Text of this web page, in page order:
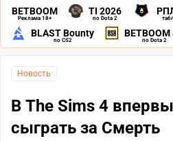
BETBOOM
Реклама 18+
TI 2026
по Dota 2
BLAST Bounty
по CS2
BETBOOM
по Dota 2
Новость
В The Sims 4
сыграть за Смерть